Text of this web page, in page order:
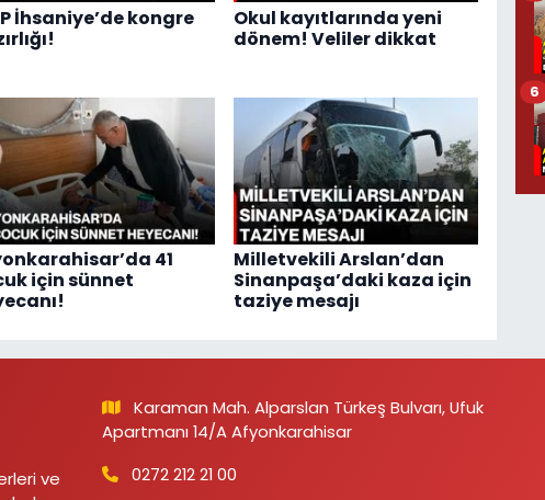
İhsaniye’de kongre
Okul kayıtlarında yeni
dönem! Veliler dikkat
41
için sünnet
Milletvekili Arslan’dan
Sinanpaşa’daki kaza için
taziye mesajı
6
ve
Karaman Mah. Alparslan Türkeş Bulvarı, Ufuk
Apartmanı 14/A Afyonkarahisar
0272 212 21 00